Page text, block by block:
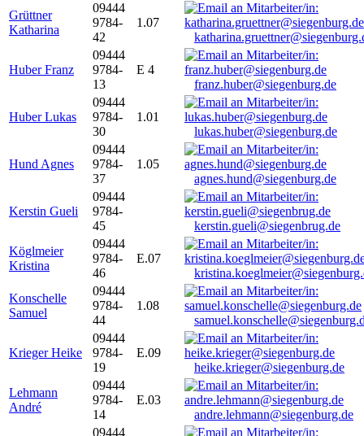
Grüttner
Katharina
09444
9784-
42
1.07
Huber Franz
09444
9784-
13
E 4
franz.huber@siegenburg.de
Huber Lukas
09444
9784-
30
1.01
lukas.huber@siegenburg.de
Hund Agnes
09444
9784-
37
1.05
agnes.hund@siegenburg.de
Kerstin Gueli
09444
9784-
45
kerstin.gueli@siegenbrug.de
Köglmeier
Kristina
09444
9784-
46
E.07
Konschelle
Samuel
09444
9784-
44
1.08
Krieger Heike
09444
9784-
19
E.09
heike.krieger@siegenburg.de
Lehmann
André
09444
9784-
14
E.03
andre.lehmann@siegenburg.de
09444